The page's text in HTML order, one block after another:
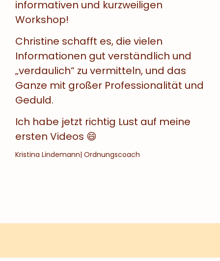
informativen und kurzweiligen
Workshop!
Christine schafft es, die vielen
Informationen gut verständlich und
„verdaulich“ zu vermitteln, und das
Ganze mit großer Professionalität und
Geduld.
Ich habe jetzt richtig Lust auf meine
ersten Videos 😄
Kristina Lindemann| Ordnungscoach